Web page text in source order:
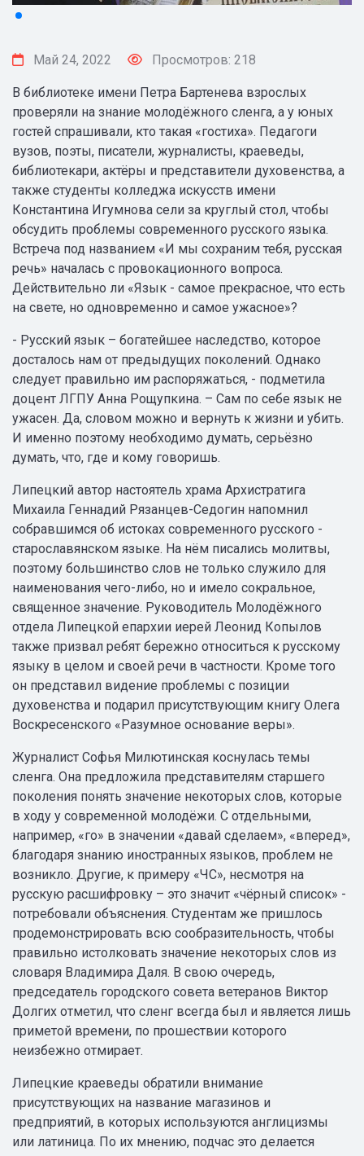
Май 24, 2022 Просмотров: 218
В библиотеке имени Петра Бартенева взрослых
проверяли на знание молодёжного сленга, а у юных
гостей спрашивали, кто такая «гостиха». Педагоги
вузов, поэты, писатели, журналисты, краеведы,
библиотекари, актёры и представители духовенства, а
также студенты колледжа искусств имени
Константина Игумнова сели за круглый стол, чтобы
обсудить проблемы современного русского языка.
Встреча под названием «И мы сохраним тебя, русская
речь» началась с провокационного вопроса.
Действительно ли «Язык - самое прекрасное, что есть
на свете, но одновременно и самое ужасное»?
- Русский язык – богатейшее наследство, которое
досталось нам от предыдущих поколений. Однако
следует правильно им распоряжаться, - подметила
доцент ЛГПУ Анна Рощупкина. – Сам по себе язык не
ужасен. Да, словом можно и вернуть к жизни и убить.
И именно поэтому необходимо думать, серьёзно
думать, что, где и кому говоришь.
Липецкий автор настоятель храма Архистратига
Михаила Геннадий Рязанцев-Седогин напомнил
собравшимся об истоках современного русского -
старославянском языке. На нём писались молитвы,
поэтому большинство слов не только служило для
наименования чего-либо, но и имело сокральное,
священное значение. Руководитель Молодёжного
отдела Липецкой епархии иерей Леонид Копылов
также призвал ребят бережно относиться к русскому
языку в целом и своей речи в частности. Кроме того
он представил видение проблемы с позиции
духовенства и подарил присутствующим книгу Олега
Воскресенского «Разумное основание веры».
Журналист Софья Милютинская коснулась темы
сленга. Она предложила представителям старшего
поколения понять значение некоторых слов, которые
в ходу у современной молодёжи. С отдельными,
например, «го» в значении «давай сделаем», «вперед»,
благодаря знанию иностранных языков, проблем не
возникло. Другие, к примеру «ЧС», несмотря на
русскую расшифровку – это значит «чёрный список» -
потребовали объяснения. Студентам же пришлось
продемонстрировать всю сообразительность, чтобы
правильно истолковать значение некоторых слов из
словаря Владимира Даля. В свою очередь,
председатель городского совета ветеранов Виктор
Долгих отметил, что сленг всегда был и является лишь
приметой времени, по прошествии которого
неизбежно отмирает.
Липецкие краеведы обратили внимание
присутствующих на название магазинов и
предприятий, в которых используются англицизмы
или латиница. По их мнению, подчас это делается